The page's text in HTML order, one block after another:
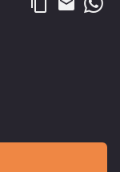
content_copy email